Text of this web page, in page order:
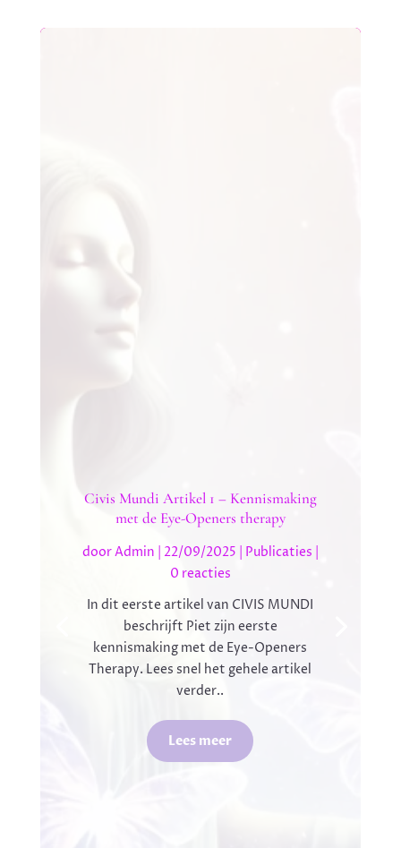
Civis Mundi Artikel 1 – Kennismaking
met de Eye-Openers therapy
doorAdmin 22/09/2025 Publicaties
0 reacties
In dit eerste artikel van CIVIS MUNDI
beschrijft Piet zijn eerste
kennismaking met de Eye-Openers
Therapy. Lees snel het gehele artikel
verder..
Lees meer